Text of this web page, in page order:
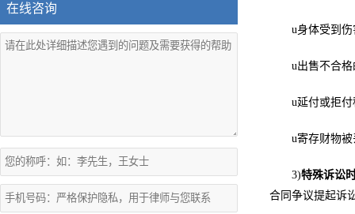
在线咨询
u身体受到
u出售不合
u延付或拒
u寄存财物
3)特殊诉讼
合同争议提起诉